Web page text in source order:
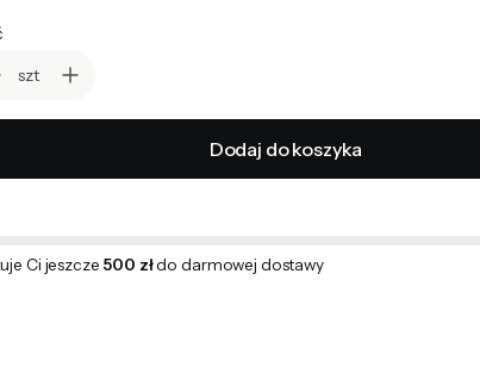
szt
Dodaj do koszyka
Ci jeszcze 500 złdo darmowej dostawy